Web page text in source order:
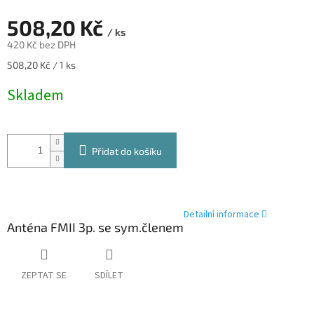
508,20 Kč / ks
420 Kč bez DPH
Měrná
508,20 Kč / 1 ks
Skladem
Přidat do košíku
Anténa FMII 3p. se sym.členem
Detailní informace
ZEPTAT SE SDÍLET